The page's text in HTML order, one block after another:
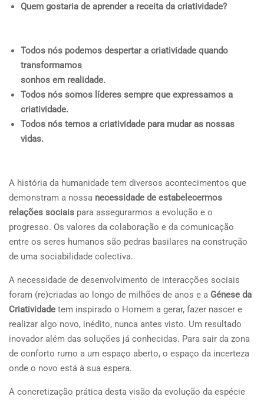
Quem gostaria de aprender a receita da criatividade?
Todos nós podemos despertar a criatividade quando
transformamos
sonhos em realidade.
Todos nós somos líderes sempre que expressamos a
criatividade.
Todos nós temos a criatividade para mudar as nossas
vidas.
A história da humanidade tem diversos acontecimentos que
demonstram a nossa necessidade de estabelecermos
relações sociais para assegurarmos a evolução e o
progresso. Os valores da colaboração e da comunicação
entre os seres humanos são pedras basilares na construção
de uma sociabilidade colectiva.
A necessidade de desenvolvimento de interacções sociais
foram (re)criadas ao longo de milhões de anos e a Génese da
Criatividade tem inspirado o Homem a gerar, fazer nascer e
realizar algo novo, inédito, nunca antes visto. Um resultado
inovador além das soluções já conhecidas. Para sair da zona
de conforto rumo a um espaço aberto, o espaço da incerteza
onde o novo está à sua espera.
A concretização prática desta visão da evolução da espécie